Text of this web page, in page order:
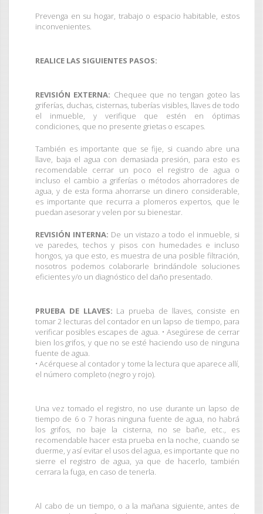
Prevenga en su hogar, trabajo o espacio habitable, estos
inconvenientes.
REALICE LAS SIGUIENTES PASOS:
REVISIÓN EXTERNA: Chequee que no tengan goteo las
griferías, duchas, cisternas, tuberías visibles, llaves de todo
el inmueble, y verifique que estén en óptimas
condiciones, que no presente grietas o escapes.
También es importante que se fije, si cuando abre una
llave, baja el agua con demasiada presión, para esto es
recomendable cerrar un poco el registro de agua o
incluso el cambio a griferías o métodos ahorradores de
agua, y de esta forma ahorrarse un dinero considerable,
es importante que recurra a plomeros expertos, que le
puedan asesorar y velen por su bienestar.
REVISIÓN INTERNA: De un vistazo a todo el inmueble, si
ve paredes, techos y pisos con humedades e incluso
hongos, ya que esto, es muestra de una posible filtración,
nosotros podemos colaborarle brindándole soluciones
eficientes y/o un diagnóstico del daño presentado.
PRUEBA DE LLAVES: La prueba de llaves, consiste en
tomar 2 lecturas del contador en un lapso de tiempo, para
verificar posibles escapes de agua. • Asegúrese de cerrar
bien los grifos, y que no se esté haciendo uso de ninguna
fuente de agua.
• Acérquese al contador y tome la lectura que aparece allí,
el número completo (negro y rojo).
Una vez tomado el registro, no use durante un lapso de
tiempo de 6 o 7 horas ninguna fuente de agua, no habrá
los grifos, no baje la cisterna, no se bañe, etc., es
recomendable hacer esta prueba en la noche, cuando se
duerme, y así evitar el usos del agua, es importante que no
sierre el registro de agua, ya que de hacerlo, también
cerrara la fuga, en caso de tenerla.
Al cabo de un tiempo, o a la mañana siguiente, antes de